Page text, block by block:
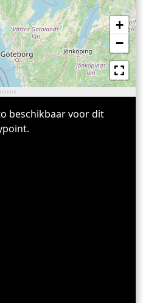
+
−
beschikbaar voor dit